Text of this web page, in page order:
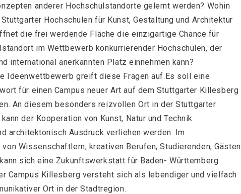
anderer Hochschulstandorte gelernt werden? Wohin
Hochschulen für Kunst, Gestaltung und Architektur
die frei werdende Fläche die einzigartige Chance für
im Wettbewerb konkurrierender Hochschulen, der
international anerkannten Platz einnehmen kann?
Ideenwettbewerb greift diese Fragen auf.Es soll eine
für einen Campus neuer Art auf dem Stuttgarter Killesberg
An diesem besonders reizvollen Ort in der Stuttgarter
der Kooperation von Kunst, Natur und Technik
architektonisch Ausdruck verliehen werden. Im
Wissenschaftlern, kreativen Berufen, Studierenden, Gästen
sich eine Zukunftswerkstatt für Baden- Württemberg
Campus Killesberg versteht sich als lebendiger und vielfach
Ort in der Stadtregion.